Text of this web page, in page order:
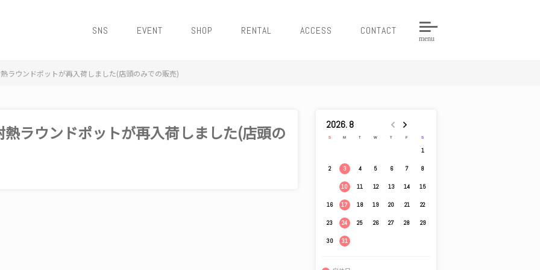
SNS EVENT SHOP RENTAL ACCESS CONTACT
menu
ラウンドポットが再入荷しました(店頭のみでの販売)
ラウンドポットが再入荷しました(店頭の 2026. 8
S M T W T F S
1
2 3 4 5 6 7 8
10 11 12 13 14 15
16 17 18 19 20 21 22
23 24 25 26 27 28 29
30 31